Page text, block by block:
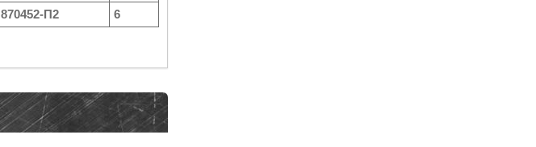
870452-П2 6